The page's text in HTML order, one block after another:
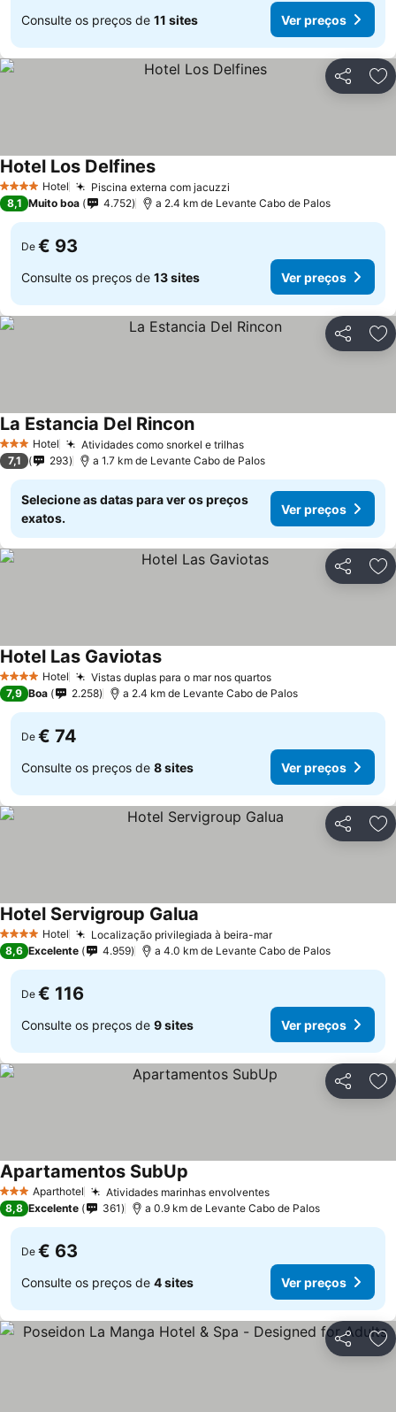
Consulte os preços de 11 sites Ver preços
Partilhar
4 EstrelasHotel Piscina externa com jacuzzi
Hotel Los DelfinesVer preços
8,1 Muito boa 4.752 a 2.4 km de Levante Cabo de Palos
De € 93
Consulte os preços de 13 sites Ver preços
Partilhar
3 EstrelasHotel Atividades como snorkel e trilhasVer preços
La Estancia Del RinconVer preços
7,1 293 a 1.7 km de Levante Cabo de Palos
Selecione as datas para ver os preços
exatos.
Ver preços
Partilhar
4 EstrelasHotel Vistas duplas para o mar nos quartosVer preços
Hotel Las GaviotasVer preços
7,9 Boa 2.258 a 2.4 km de Levante Cabo de Palos
De € 74
Consulte os preços de 8 sites Ver preços
Partilhar
4 EstrelasHotel Localização privilegiada à beira-marVer preços
Hotel Servigroup Galua
8,6 Excelente 4.959 a 4.0 km de Levante Cabo de Palos
De € 116
Consulte os preços de 9 sites Ver preços
Partilhar
3 EstrelasAparthotel Atividades marinhas envolventesVer preços
Apartamentos SubUp
8,8 Excelente 361 a 0.9 km de Levante Cabo de Palos
De € 63
Consulte os preços de 4 sites Ver preços
Partilhar